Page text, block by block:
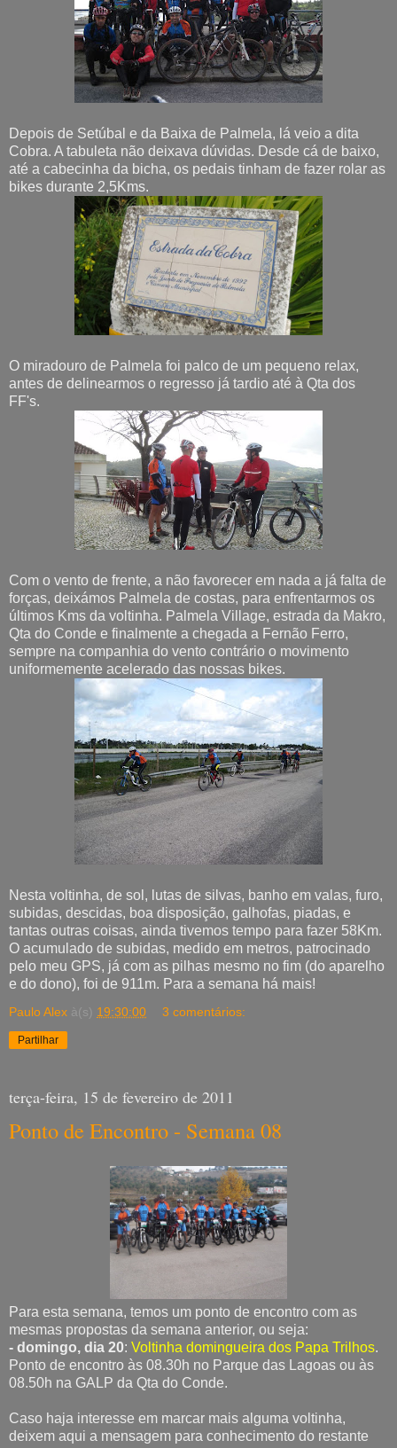
Depois de Setúbal e da Baixa de Palmela, lá veio a dita
Cobra. A tabuleta não deixava dúvidas. Desde cá de baixo,
até a cabecinha da bicha, os pedais tinham de fazer rolar as
bikes durante 2,5Kms.
O miradouro de Palmela foi palco de um pequeno relax,
antes de delinearmos o regresso já tardio até à Qta dos
FF's.
Com o vento de frente, a não favorecer em nada a já falta de
forças, deixámos Palmela de costas, para enfrentarmos os
últimos Kms da voltinha. Palmela Village, estrada da Makro,
Qta do Conde e finalmente a chegada a Fernão Ferro,
sempre na companhia do vento contrário o movimento
uniformemente acelerado das nossas bikes.
Nesta voltinha, de sol, lutas de silvas, banho em valas, furo,
subidas, descidas, boa disposição, galhofas, piadas, e
tantas outras coisas, ainda tivemos tempo para fazer 58Km.
O acumulado de subidas, medido em metros, patrocinado
pelo meu GPS, já com as pilhas mesmo no fim (do aparelho
e do dono), foi de 911m. Para a semana há mais!
Paulo Alex à(s) 19:30:00 3 comentários:
Partilhar
terça-feira, 15 de fevereiro de 2011
Ponto de Encontro - Semana 08
Para esta semana, temos um ponto de encontro com as
mesmas propostas da semana anterior, ou seja:
- domingo, dia 20: Voltinha domingueira dos Papa Trilhos.
Ponto de encontro às 08.30h no Parque das Lagoas ou às
08.50h na GALP da Qta do Conde.
Caso haja interesse em marcar mais alguma voltinha,
deixem aqui a mensagem para conhecimento do restante